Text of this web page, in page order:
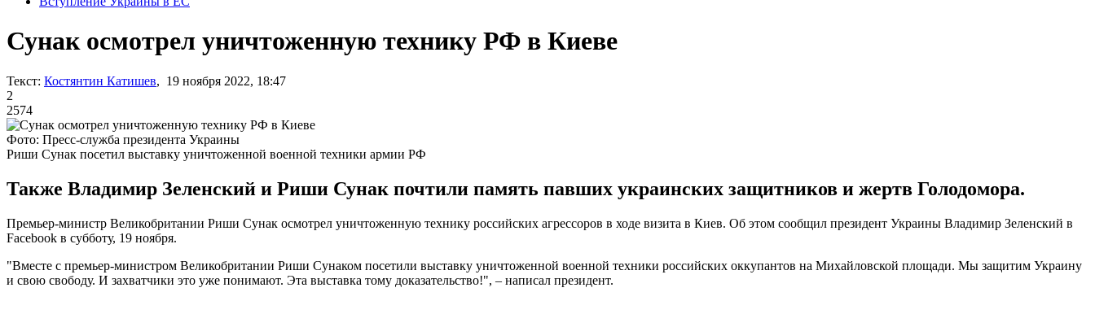
Сунак осмотрел уничтоженную технику РФ в Киеве
Текст: Костянтин Катишев, 19 ноября 2022, 18:47
2
2574
Фото: Пресс-служба президента Украины
Риши Сунак посетил выставку уничтоженной военной техники армии РФ
Также Владимир Зеленский и Риши Сунак почтили память павших украинских защитников и жертв Голодомора.
Премьер-министр Великобритании Риши Сунак осмотрел уничтоженную технику российских агрессоров в ходе визита в Киев. Об этом сообщил президент Украины Владимир Зеленский в
Facebook в субботу, 19 ноября.
"Вместе с премьер-министром Великобритании Риши Сунаком посетили выставку уничтоженной военной техники российских оккупантов на Михайловской площади. Мы защитим Украину
и свою свободу. И захватчики это уже понимают. Эта выставка тому доказательство!", – написал президент.